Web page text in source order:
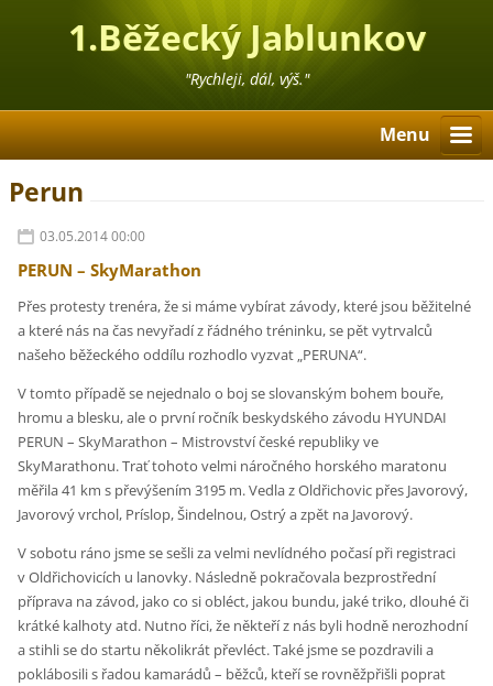
1.Běžecký Jablunkov
"Rychleji, dál, výš."
Menu
Perun
03.05.2014 00:00
PERUN – SkyMarathon
Přes protesty trenéra, že si máme vybírat závody, které jsou běžitelné
a které nás na čas nevyřadí z řádného tréninku, se pět vytrvalců
našeho běžeckého oddílu rozhodlo vyzvat „PERUNA“.
V tomto případě se nejednalo o boj se slovanským bohem bouře,
hromu a blesku, ale o první ročník beskydského závodu HYUNDAI
PERUN – SkyMarathon – Mistrovství české republiky ve
SkyMarathonu. Trať tohoto velmi náročného horského maratonu
měřila 41 km s převýšením 3195 m. Vedla z Oldřichovic přes Javorový,
Javorový vrchol, Príslop, Šindelnou, Ostrý a zpět na Javorový.
V sobotu ráno jsme se sešli za velmi nevlídného počasí při registraci
v Oldřichovicích u lanovky. Následně pokračovala bezprostřední
příprava na závod, jako co si obléct, jakou bundu, jaké triko, dlouhé či
krátké kalhoty atd. Nutno říci, že někteří z nás byli hodně nerozhodní
a stihli se do startu několikrát převléct. Také jsme se pozdravili a
poklábosili s řadou kamarádů – běžců, kteří se rovněžpřišli poprat